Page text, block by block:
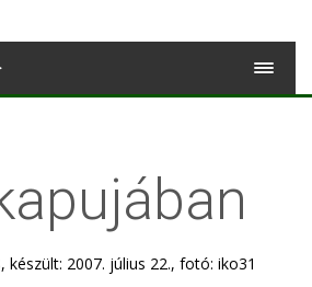
, készült: 2007. július 22., fotó: iko31